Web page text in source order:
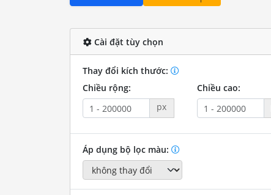
Cài đặt tùy chọn
Thay đổi kích thước:
Chiều rộng:
px
Chiều cao:
Áp dụng bộ lọc màu: